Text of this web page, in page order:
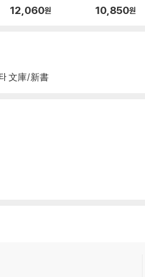
の謎
12,060원 10,850원
文庫/新書